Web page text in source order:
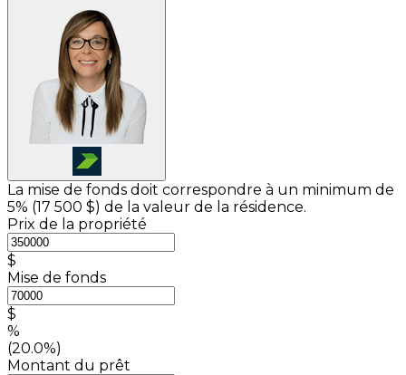
La mise de fonds doit correspondre à un minimum de
5% (17 500 $) de la valeur de la résidence.
Prix de la propriété
$
Mise de fonds
$
%
(20.0%)
Montant du prêt